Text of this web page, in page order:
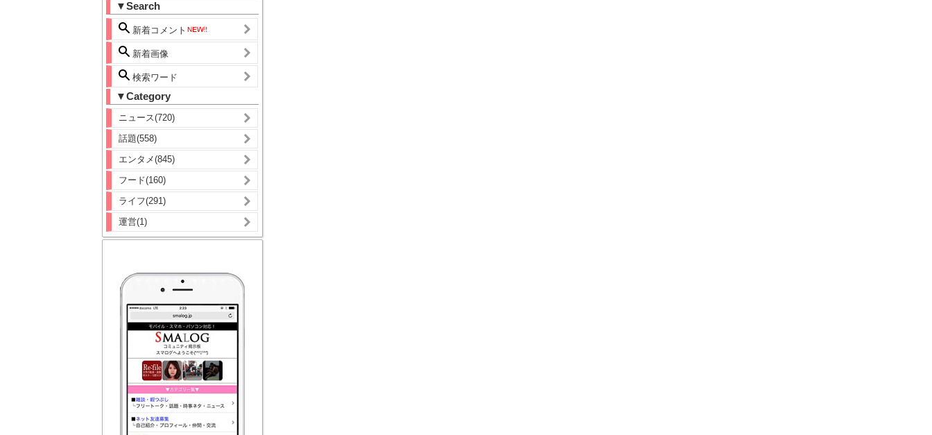
▼Search
新着コメント
新着画像
検索ワード
▼Category
ニュース(720)
話題(558)
エンタメ(845)
フード(160)
ライフ(291)
運営(1)